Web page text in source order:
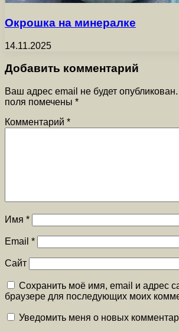
Окрошка на минералке
14.11.2025
Добавить комментарий
Ваш адрес email не будет опубликован.
поля помечены *
Комментарий *
Имя *
Email *
Сайт
Сохранить моё имя, email и адрес
браузере для последующих моих
Уведомить меня о новых